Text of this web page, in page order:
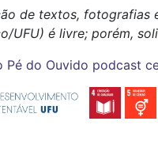
de textos, fotografias
UFU) é livre; porém,
Pé do Ouvido podcast